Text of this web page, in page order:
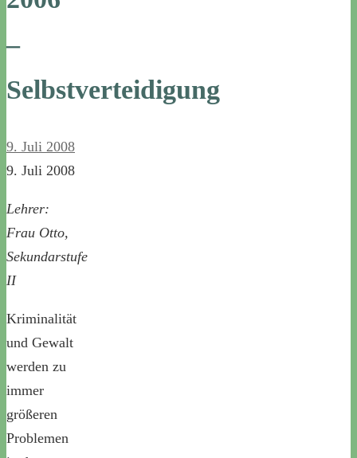
–
Selbstverteidigung
9. Juli 2008
9. Juli 2008
Lehrer:
Frau Otto,
Sekundarstufe
II
Kriminalität
und Gewalt
werden zu
immer
größeren
Problemen